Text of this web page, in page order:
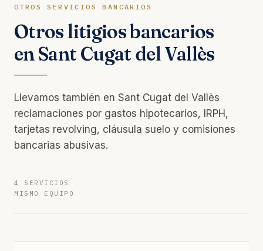
OTROS SERVICIOS BANCARIOS
Otros litigios bancarios
en Sant Cugat del Vallès
Llevamos también en Sant Cugat del Vallès
reclamaciones por gastos hipotecarios, IRPH,
tarjetas revolving, cláusula suelo y comisiones
bancarias abusivas.
4 SERVICIOS
MISMO EQUIPO